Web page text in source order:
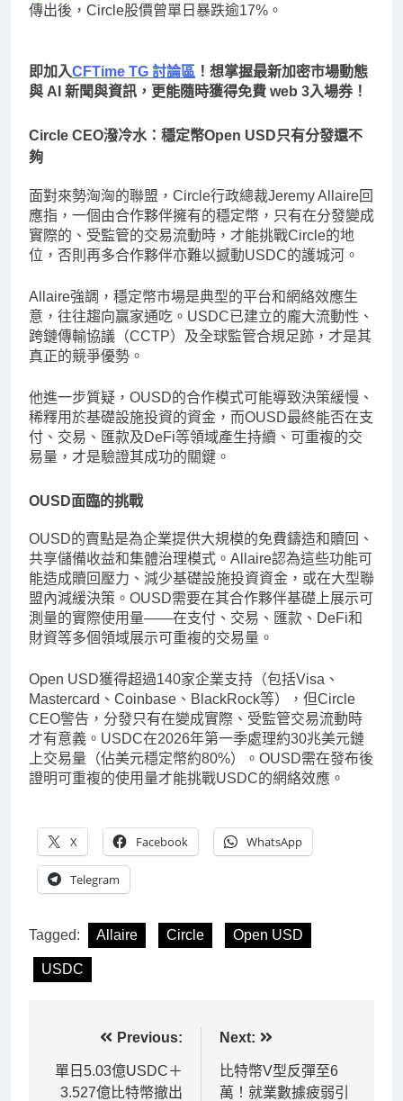
傳出後，Circle股價曾單日暴跌逾17%。
即加入CFTime TG 討論區 ！想掌握最新加密市場動態
與 AI 新聞與資訊，更能隨時獲得免費 web 3入場券！
Circle CEO潑冷水：穩定幣Open USD只有分發還不
夠
面對來勢洶洶的聯盟，Circle行政總裁Jeremy Allaire回
應指，一個由合作夥伴擁有的穩定幣，只有在分發變成
實際的、受監管的交易流動時，才能挑戰Circle的地
位，否則再多合作夥伴亦難以撼動USDC的護城河。
Allaire強調，穩定幣市場是典型的平台和網絡效應生
意，往往趨向贏家通吃。USDC已建立的龐大流動性、
跨鏈傳輸協議（CCTP）及全球監管合規足跡，才是其
真正的競爭優勢。
他進一步質疑，OUSD的合作模式可能導致決策緩慢、
稀釋用於基礎設施投資的資金，而OUSD最終能否在支
付、交易、匯款及DeFi等領域產生持續、可重複的交
易量，才是驗證其成功的關鍵。
OUSD面臨的挑戰
OUSD的賣點是為企業提供大規模的免費鑄造和贖回、
共享儲備收益和集體治理模式。Allaire認為這些功能可
能造成贖回壓力、減少基礎設施投資資金，或在大型聯
盟內減緩決策。OUSD需要在其合作夥伴基礎上展示可
測量的實際使用量——在支付、交易、匯款、DeFi和
財資等多個領域展示可重複的交易量。
Open USD獲得超過140家企業支持（包括Visa、
Mastercard、Coinbase、BlackRock等），但Circle
CEO警告，分發只有在變成實際、受監管交易流動時
才有意義。USDC在2026年第一季處理約30兆美元鏈
上交易量（佔美元穩定幣約80%）。OUSD需在發布後
證明可重複的使用量才能挑戰USDC的網絡效應。
X Facebook WhatsApp
Telegram
Tagged: Allaire Circle Open USD
USDC
章
Previous:
單日5.03億USDC＋
3.527億比特幣撤出
Next:
比特幣V型反彈至6
萬！就業數據疲弱引